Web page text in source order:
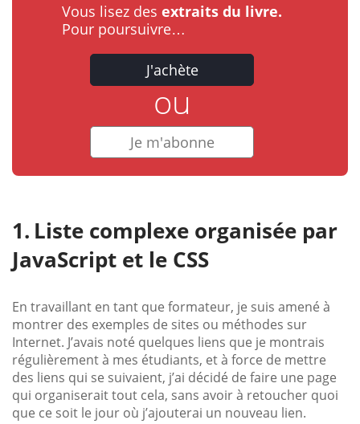
Vous lisez des extraits du livre.
Pour poursuivre…
J'achète
ou
Je m'abonne
Liste complexe organisée par
JavaScript et le CSS
En travaillant en tant que formateur, je suis amené à
montrer des exemples de sites ou méthodes sur
Internet. J’avais noté quelques liens que je montrais
régulièrement à mes étudiants, et à force de mettre
des liens qui se suivaient, j’ai décidé de faire une page
qui organiserait tout cela, sans avoir à retoucher quoi
que ce soit le jour où j’ajouterai un nouveau lien.